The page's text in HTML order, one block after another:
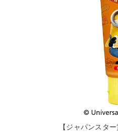
【ジャパンスタ